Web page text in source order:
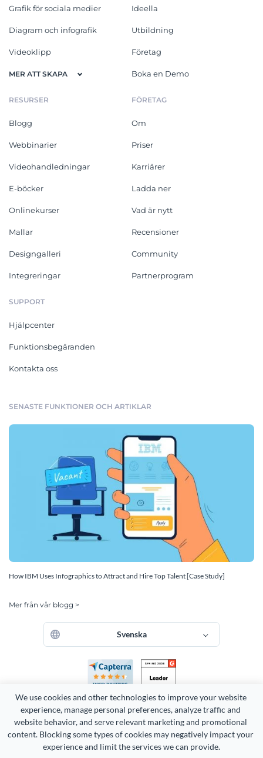
We use cookies and other technologies to improve your website
experience, manage personal preferences, analyze traffic and
website behavior, and serve relevant marketing and promotional
content. Blocking some types of cookies may negatively impact your
experience and limit the services we can provide.
Grafik för sociala medier
Diagram och infografik
Videoklipp
MER ATT SKAPA
Ideella
Utbildning
Företag
Boka en Demo
RESURSER
Blogg
Webbinarier
Videohandledningar
E-böcker
Onlinekurser
Mallar
Designgalleri
Integreringar
FÖRETAG
Om
Priser
Karriärer
Ladda ner
Vad är nytt
Recensioner
Community
Partnerprogram
SUPPORT
Hjälpcenter
Funktionsbegäranden
Kontakta oss
SENASTE FUNKTIONER OCH ARTIKLAR
How IBM Uses Infographics to Attract and Hire Top Talent [Case Study]
Mer från vår blogg >
Svenska
Copyright 2026 Easy WebContent, LLC. (DBA Visme). Alla rättigheter